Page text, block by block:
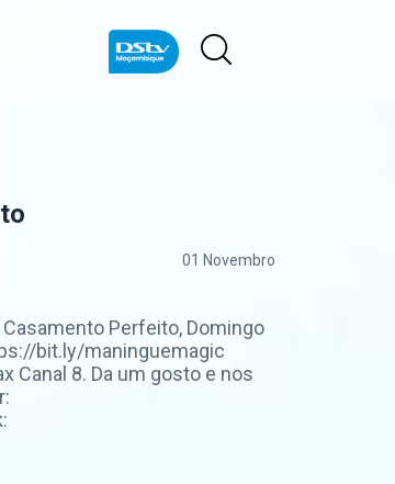
01 Novembro
Perfeito, Domingo
bit.ly/maninguemagic
Canal 8. Da um gosto e nos